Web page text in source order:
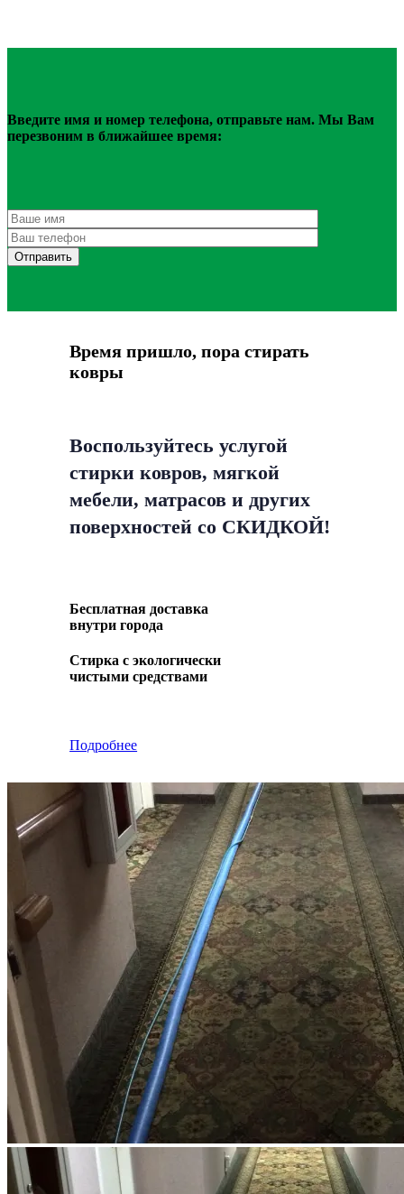
Введите имя и номер телефона, отправьте нам. Мы Вам
перезвоним в ближайшее время:
Время пришло, пора стирать
ковры
Воспользуйтесь услугой
стирки ковров, мягкой
мебели, матрасов и других
поверхностей со СКИДКОЙ!
Бесплатная доставка
внутри города
Стирка с экологически
чистыми средствами
Подробнее